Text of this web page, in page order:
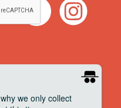
we only collect